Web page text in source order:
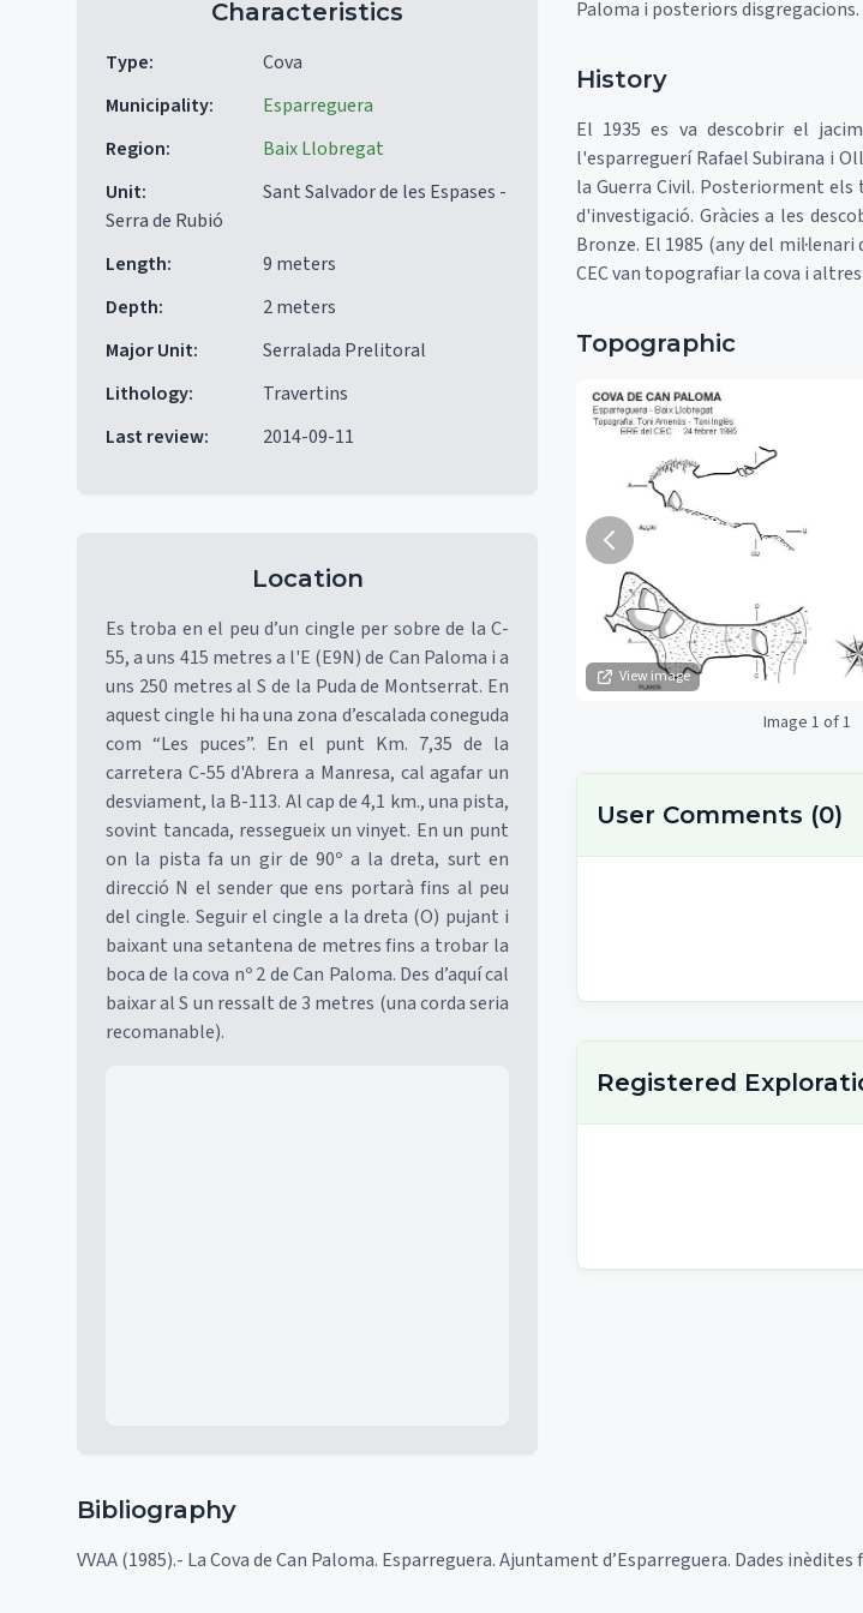
Characteristics
Type:
Cova
Municipality:
Esparreguera
Region:
Baix Llobregat
Unit:
Sant Salvador de les Espases -
Serra de Rubió
Length:
9 meters
Depth:
2 meters
Major Unit:
Serralada Prelitoral
Lithology:
Travertins
Last review: 2014-09-11
Location
Es troba en el peu d’un cingle per sobre de la C-
55, a uns 415 metres a l'E (E9N) de Can Paloma i a
uns 250 metres al S de la Puda de Montserrat. En
aquest cingle hi ha una zona d’escalada coneguda
com “Les puces”. En el punt Km. 7,35 de la
carretera C-55 d'Abrera a Manresa, cal agafar un
desviament, la B-113. Al cap de 4,1 km., una pista,
sovint tancada, ressegueix un vinyet. En un punt
on la pista fa un gir de 90º a la dreta, surt en
direcció N el sender que ens portarà fins al peu
del cingle. Seguir el cingle a la dreta (O) pujant i
baixant una setantena de metres fins a trobar la
boca de la cova nº 2 de Can Paloma. Des d’aquí cal
baixar al S un ressalt de 3 metres (una corda seria
recomanable).
Paloma i posteriors disgregacions.
History
El 1935 es va descobrir el
l'esparreguerí Rafael Subirana i
la Guerra Civil. Posteriorment
d'investigació. Gràcies a les
Bronze. El 1985 (any del
CEC van topografiar la cova i
Topographic
View image
Image 1 of 1
User Comments (0)
Registered
Bibliography
VVAA (1985).- La Cova de Can Paloma. Esparreguera. Ajuntament d’Esparreguera. Dades